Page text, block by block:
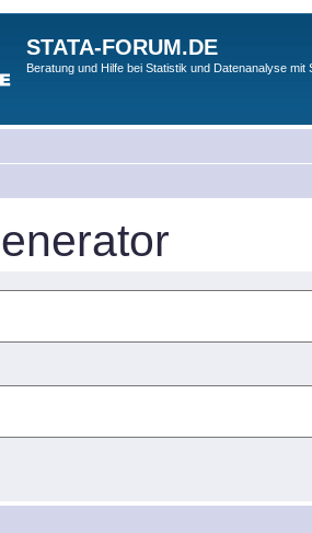
STATA-FORUM.DE
Beratung und Hilfe bei Statistik und Datenanalyse mit